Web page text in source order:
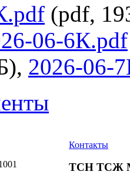
(pdf,
06-6К.pdf
2026-06-
Контакты
ТСН ТСЖ